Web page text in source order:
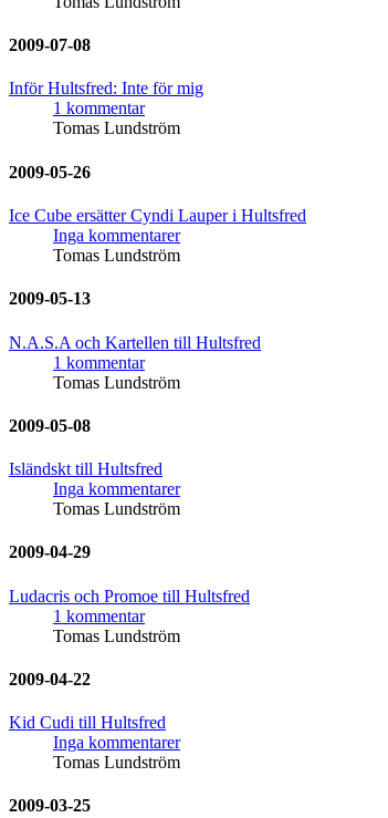
2009-07-08
Inför Hultsfred: Inte för mig
1 kommentar
Tomas Lundström
2009-05-26
Ice Cube ersätter Cyndi Lauper i Hultsfred
Inga kommentarer
Tomas Lundström
2009-05-13
N.A.S.A och Kartellen till Hultsfred
1 kommentar
Tomas Lundström
2009-05-08
Isländskt till Hultsfred
Inga kommentarer
Tomas Lundström
2009-04-29
Ludacris och Promoe till Hultsfred
1 kommentar
Tomas Lundström
2009-04-22
Kid Cudi till Hultsfred
Inga kommentarer
Tomas Lundström
2009-03-25